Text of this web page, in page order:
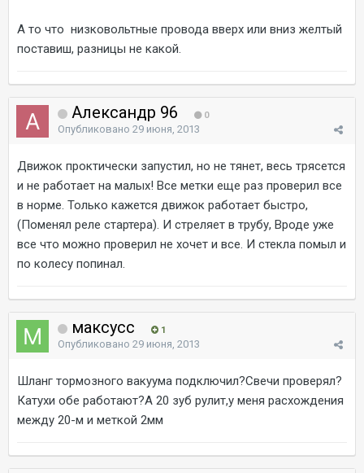
А то что низковольтные провода вверх или вниз желтый
поставиш, разницы не какой.
Александр 96 0
Опубликовано 29 июня, 2013
Движок проктически запустил, но не тянет, весь трясется
и не работает на малых! Все метки еще раз проверил все
в норме. Только кажется движок работает быстро,
(Поменял реле стартера). И стреляет в трубу, Вроде уже
все что можно проверил не хочет и все. И стекла помыл и
по колесу попинал.
максусс 1
Опубликовано 29 июня, 2013
Шланг тормозного вакуума подключил?Свечи проверял?
Катухи обе работают?А 20 зуб рулит,у меня расхождения
между 20-м и меткой 2мм